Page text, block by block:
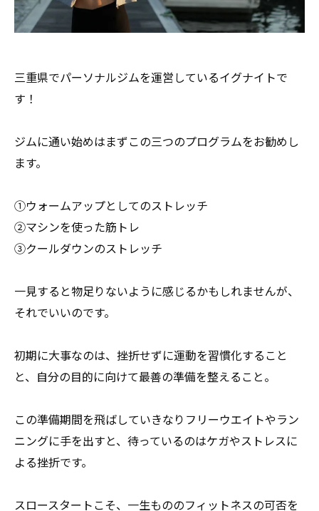
三重県でパーソナルジムを運営しているイグナイトで
す！
ジムに通い始めはまずこの三つのプログラムをお勧めし
ます。
①ウォームアップとしてのストレッチ
②マシンを使った筋トレ
③クールダウンのストレッチ
一見すると物足りないように感じるかもしれませんが、
それでいいのです。
初期に大事なのは、挫折せずに運動を習慣化すること
と、
自分の目的に向けて最善の準備を整えること。
この準備期間を飛ばしていきなりフリーウエイトやラン
ニングに手を出すと、待っているのはケガやストレスに
よる挫折です。
スロースタートこそ、一生もののフィットネスの可否を